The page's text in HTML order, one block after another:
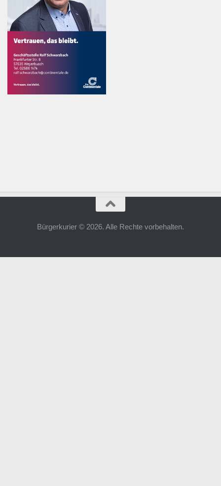
Bürgerkurier © 2026. Alle Rechte vorbehalten.